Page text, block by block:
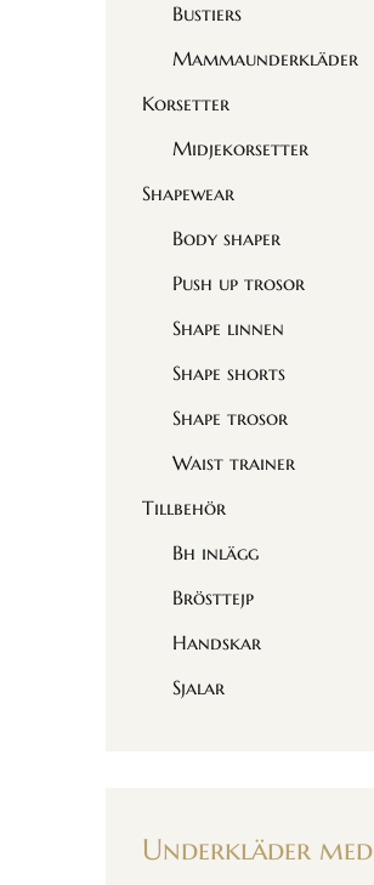
Bustiers
Mammaunderkläder
Korsetter
Midjekorsetter
Shapewear
Body shaper
Push up trosor
Shape linnen
Shape shorts
Shape trosor
Waist trainer
Tillbehör
Bh inlägg
Brösttejp
Handskar
Sjalar
Underkläder med